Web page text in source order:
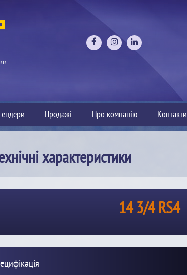
Продажі Про компанію Контакти
характеристики
14 3/4 RS4